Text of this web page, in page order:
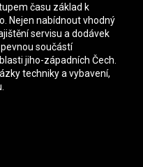
času základ k
Nejen nabídnout vhodný
servisu a dodávek
pevnou součástí
jiho-západních Čech.
techniky a vybavení,